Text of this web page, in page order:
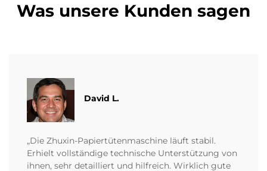
Was unsere Kunden sagen
David L.
„Die Zhuxin-Papiertütenmaschine läuft stabil.
Erhielt vollständige technische Unterstützung von
ihnen, sehr detailliert und hilfreich. Wirklich gute